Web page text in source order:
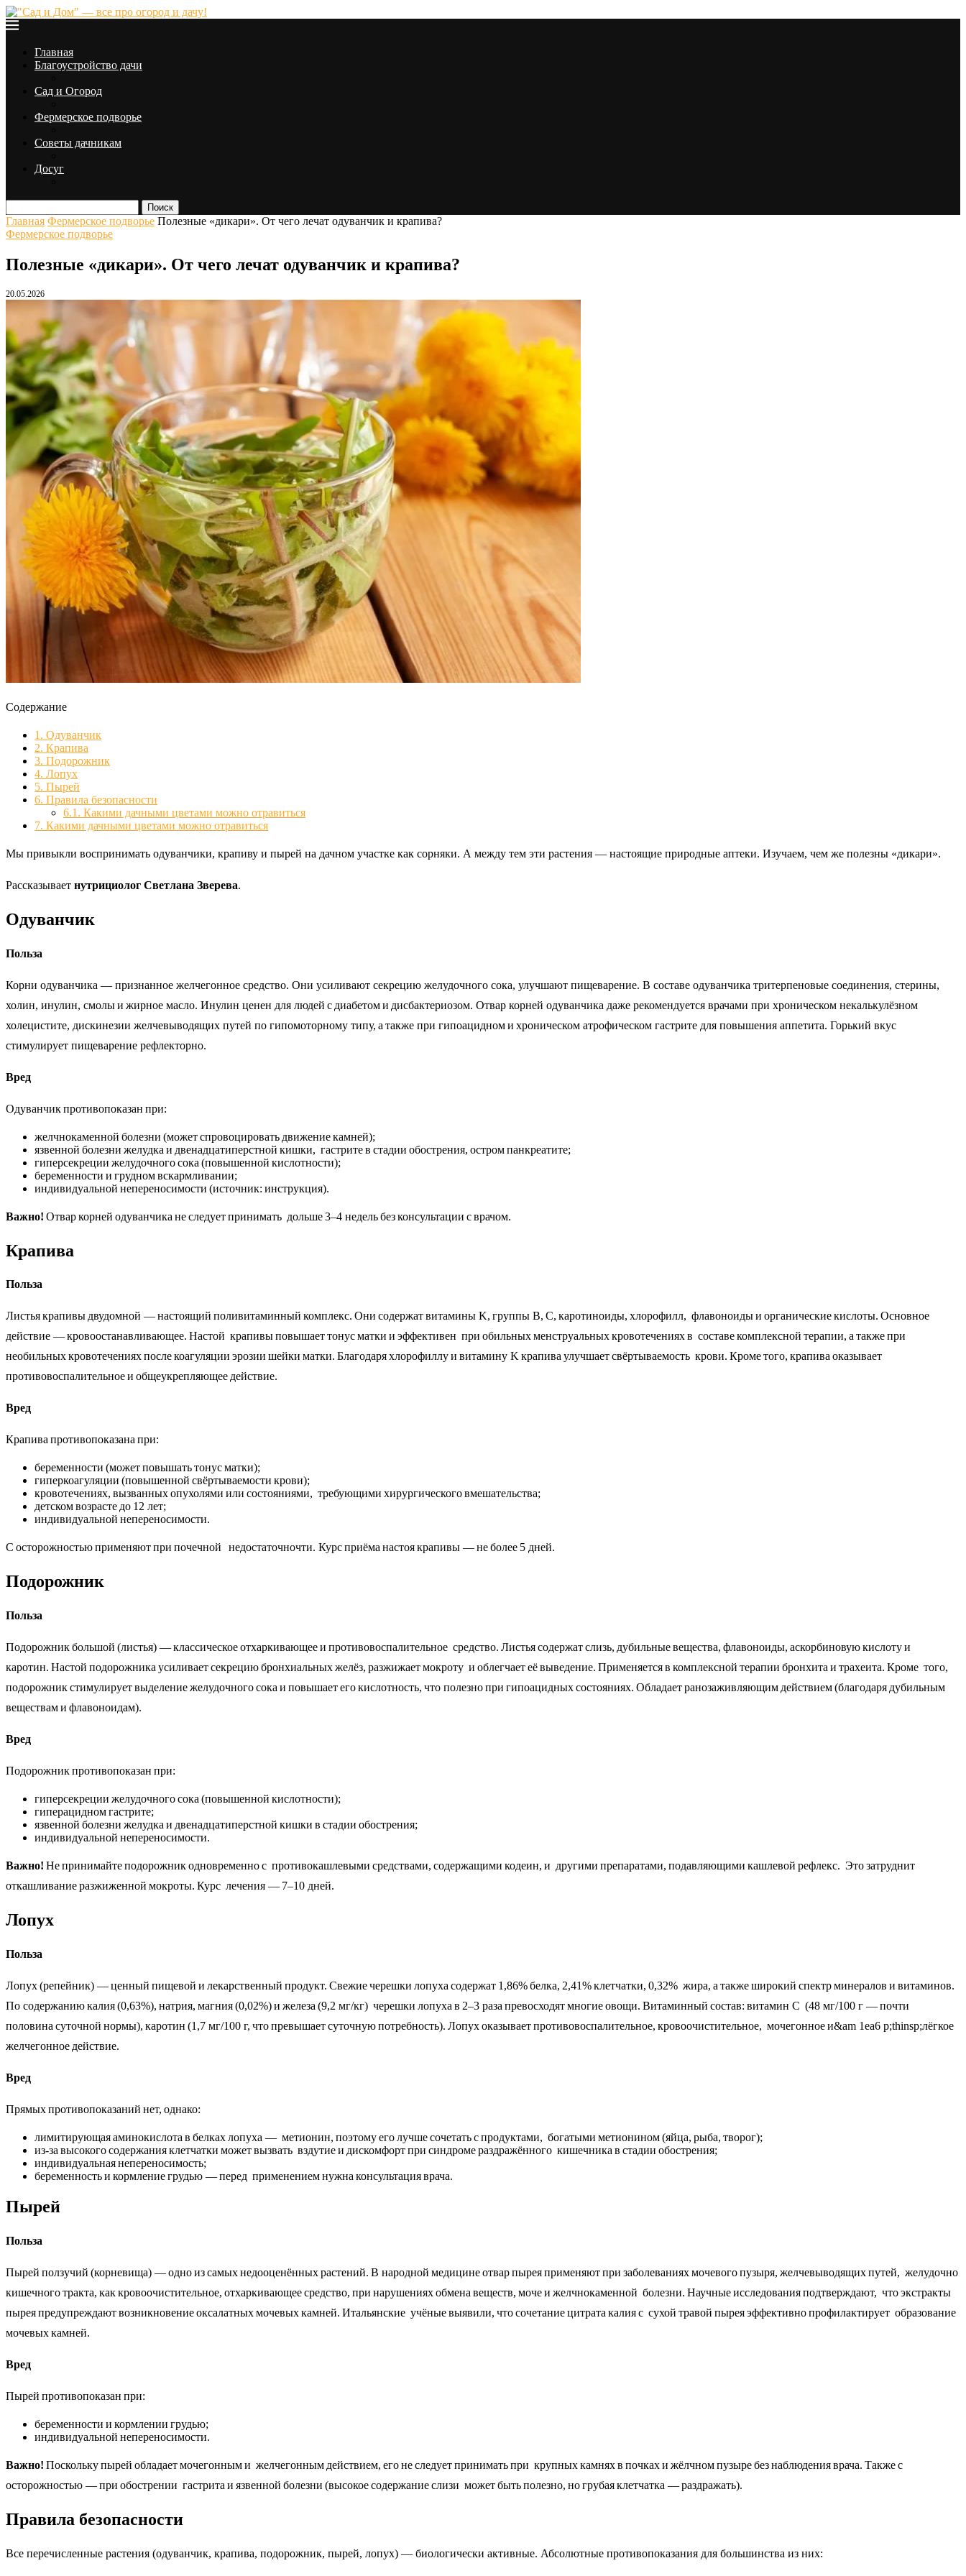
Главная
Благоустройство дачи
Сад и Огород
Фермерское подворье
Советы дачникам
Досуг
Поиск
Главная Фермерское подворье Полезные «дикари». От чего лечат одуванчик и крапива?
Фермерское подворье
Полезные «дикари». От чего лечат одуванчик и крапива?
20.05.2026
Содержание
1. Одуванчик
2. Крапива
3. Подорожник
4. Лопух
5. Пырей
6. Правила безопасности
6.1. Какими дачными цветами можно отравиться
7. Какими дачными цветами можно отравиться
Мы привыкли воспринимать одуванчики, крапиву и пырей на дачном участке как сорняки. А между тем эти растения — настоящие природные аптеки. Изучаем, чем же полезны «дикари».
Рассказывает нутрициолог Светлана Зверева.
Одуванчик
Польза
Корни одуванчика — признанное желчегонное средство. Они усиливают секрецию желудочного сока, улучшают пищеварение. В составе одуванчика тритерпеновые соединения, стерины,
холин, инулин, смолы и жирное масло. Инулин ценен для людей с диабетом и дисбактериозом. Отвар корней одуванчика даже рекомендуется врачами при хроническом некалькулёзном
холецистите, дискинезии желчевыводящих путей по гипомоторному типу, а также при гипоацидном и хроническом атрофическом гастрите для повышения аппетита. Горький вкус
стимулирует пищеварение рефлекторно.
Вред
Одуванчик противопоказан при:
желчнокаменной болезни (может спровоцировать движение камней);
язвенной болезни желудка и двенадцатиперстной кишки, гастрите в стадии обострения, остром панкреатите;
гиперсекреции желудочного сока (повышенной кислотности);
беременности и грудном вскармливании;
индивидуальной непереносимости (источник: инструкция).
Важно! Отвар корней одуванчика не следует принимать дольше 3–4 недель без консультации с врачом.
Крапива
Польза
Листья крапивы двудомной — настоящий поливитаминный комплекс. Они содержат витамины K, группы B, C, каротиноиды, хлорофилл, флавоноиды и органические кислоты. Основное
действие — кровоостанавливающее. Настой крапивы повышает тонус матки и эффективен при обильных менструальных кровотечениях в составе комплексной терапии, а также при
необильных кровотечениях после коагуляции эрозии шейки матки. Благодаря хлорофиллу и витамину K крапива улучшает свёртываемость крови. Кроме того, крапива оказывает
противовоспалительное и общеукрепляющее действие.
Вред
Крапива противопоказана при:
беременности (может повышать тонус матки);
гиперкоагуляции (повышенной свёртываемости крови);
кровотечениях, вызванных опухолями или состояниями, требующими хирургического вмешательства;
детском возрасте до 12 лет;
индивидуальной непереносимости.
С осторожностью применяют при почечной недостаточночти. Курс приёма настоя крапивы — не более 5 дней.
Подорожник
Польза
Подорожник большой (листья) — классическое отхаркивающее и противовоспалительное средство. Листья содержат слизь, дубильные вещества, флавоноиды, аскорбиновую кислоту и
каротин. Настой подорожника усиливает секрецию бронхиальных желёз, разжижает мокроту и облегчает её выведение. Применяется в комплексной терапии бронхита и трахеита. Кроме того,
подорожник стимулирует выделение желудочного сока и повышает его кислотность, что полезно при гипоацидных состояниях. Обладает ранозаживляющим действием (благодаря дубильным
веществам и флавоноидам).
Вред
Подорожник противопоказан при:
гиперсекреции желудочного сока (повышенной кислотности);
гиперацидном гастрите;
язвенной болезни желудка и двенадцатиперстной кишки в стадии обострения;
индивидуальной непереносимости.
Важно! Не принимайте подорожник одновременно с противокашлевыми средствами, содержащими кодеин, и другими препаратами, подавляющими кашлевой рефлекс. Это затруднит
откашливание разжиженной мокроты. Курс лечения — 7–10 дней.
Лопух
Польза
Лопух (репейник) — ценный пищевой и лекарственный продукт. Свежие черешки лопуха содержат 1,86% белка, 2,41% клетчатки, 0,32% жира, а также широкий спектр минералов и витаминов.
По содержанию калия (0,63%), натрия, магния (0,02%) и железа (9,2 мг/кг) черешки лопуха в 2–3 раза превосходят многие овощи. Витаминный состав: витамин C (48 мг/100 г — почти
половина суточной нормы), каротин (1,7 мг/100 г, что превышает суточную потребность). Лопух оказывает противовоспалительное, кровоочистительное, мочегонное и&am 1ea6 p;thinsp;лёгкое
желчегонное действие.
Вред
Прямых противопоказаний нет, однако:
лимитирующая аминокислота в белках лопуха — метионин, поэтому его лучше сочетать с продуктами, богатыми метионином (яйца, рыба, творог);
из­-за высокого содержания клетчатки может вызвать вздутие и дискомфорт при синдроме раздражённого кишечника в стадии обострения;
индивидуальная непереносимость;
беременность и кормление грудью — перед применением нужна консультация врача.
Пырей
Польза
Пырей ползучий (корневища) — одно из самых недооценённых растений. В народной медицине отвар пырея применяют при заболеваниях мочевого пузыря, желчевыводящих путей, желудочно­
кишечного тракта, как кровоочистительное, отхаркивающее средство, при нарушениях обмена веществ, моче­ и желчнокаменной болезни. Научные исследования подтверждают, что экстракты
пырея предупреждают возникновение оксалатных мочевых камней. Итальянские учёные выявили, что сочетание цитрата калия с сухой травой пырея эффективно профилактирует образование
мочевых камней.
Вред
Пырей противопоказан при:
беременности и кормлении грудью;
индивидуальной непереносимости.
Важно! Поскольку пырей обладает мочегонным и желчегонным действием, его не следует принимать при крупных камнях в почках и жёлчном пузыре без наблюдения врача. Также с
осторожностью — при обострении гастрита и язвенной болезни (высокое содержание слизи может быть полезно, но грубая клетчатка — раздражать).
Правила безопасности
Все перечисленные растения (одуванчик, крапива, подорожник, пырей, лопух) — биологически активные. Абсолютные противопоказания для большинства из них: